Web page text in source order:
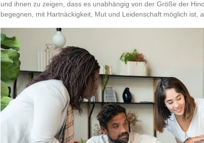
und ihnen zu zeigen, dass es unabhängig von der Größe der
begegnen, mit Hartnäckigkeit, Mut und Leidenschaft möglich ist,